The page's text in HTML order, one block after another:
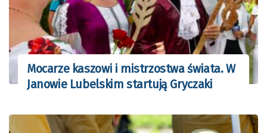
Mocarze kaszowi i mistrzostwa świata. W
Janowie Lubelskim startują Gryczaki